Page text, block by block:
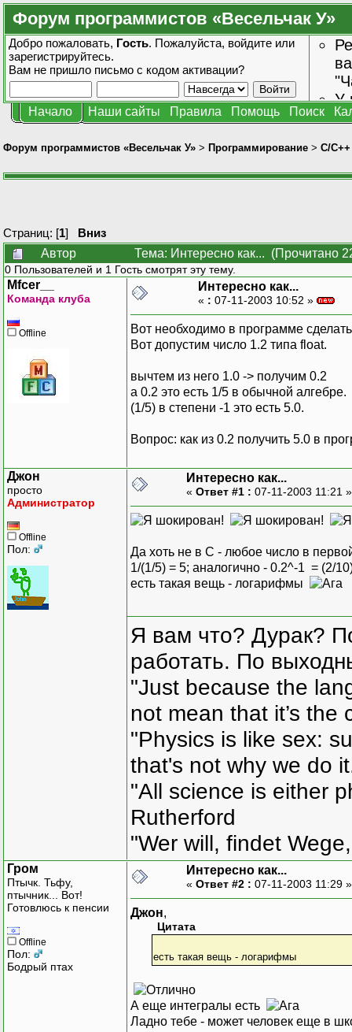
Форум программистов «Весельчак У»
Добро пожаловать, Гость. Пожалуйста, войдите или
зарегистрируйтесь.
Вам не пришло письмо с кодом активации?
У
Начало Наши сайты Правила Помощь Поиск
Форум программистов «Весельчак У» > Программирование > C/C++
Страниц: [1] Вниз
Автор
Тема: Интересно как... (Прочитано
0 Пользователей и 1 Гость смотрят эту тему.
Mfcer__
Команда клуба
Offline
Интересно как...
« : 07-11-2003 10:52 »
Вот необходимо в программе
Вот допустим число 1.2 типа float.
вычтем из него 1.0 -> получим 0.2
а 0.2 это есть 1/5 в обычной алгебре.
(1/5) в степени -1 это есть 5.0.
Вопрос: как из 0.2 получить 5.0 в
Джон
просто
Администратор
Offline
Пол:
Интересно как...
« Ответ #1 : 07-11-2003 11:21
Да хоть не в С - любое число в
1/(1/5) = 5; аналогично - 0.2^-1 = (2/
есть такая вещь - логарифмы
Я вам что? Дурак?
работать. По
"Just because the
not mean that it’s the
"Physics is like sex:
that's not why we do
"All science is either
Rutherford
"Wer will, findet
Гром
Птычк. Тьфу,
птычник... Вот!
Готовлюсь к пенсии
Offline
Пол:
Бодрый птах
Интересно как...
« Ответ #2 : 07-11-2003 11:29
Джон,
Цитата
есть такая вещь - логарифмы
А еще интегралы есть
Ладно тебе - может человек еще в